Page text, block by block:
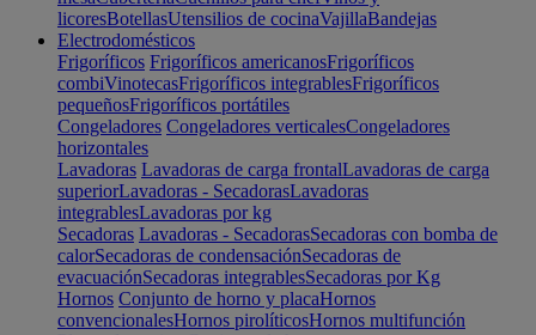
licoresBotellasUtensilios de cocinaVajillaBandejas
Electrodomésticos
Frigoríficos Frigoríficos americanosFrigoríficos
combiVinotecasFrigoríficos integrablesFrigoríficos
pequeñosFrigoríficos portátiles
Congeladores Congeladores verticalesCongeladores
horizontales
Lavadoras Lavadoras de carga frontalLavadoras de carga
superiorLavadoras - SecadorasLavadoras
integrablesLavadoras por kg
Secadoras Lavadoras - SecadorasSecadoras con bomba de
calorSecadoras de condensaciónSecadoras de
evacuaciónSecadoras integrablesSecadoras por Kg
Hornos Conjunto de horno y placaHornos
convencionalesHornos pirolíticosHornos multifunción